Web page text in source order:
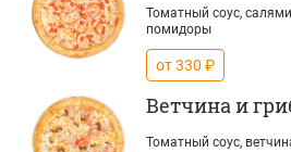
Томатный соус,
помидоры
от 330 ₽
Ветчина и
Томатный соус,